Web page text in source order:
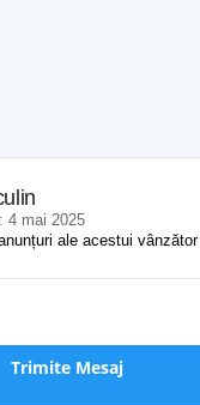
4 mai 2025
ale acestui vânzător
Trimite Mesaj